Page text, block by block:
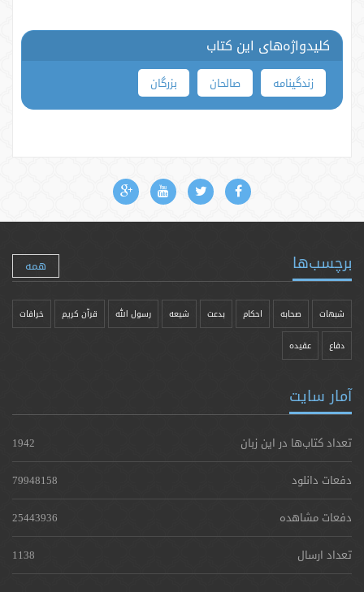
کلیدواژه‌های این کتاب
زندگینامه صالحان بزرگان
برچسب‌ها همه
شبهات صحابه احکام بدعت شیعه رسول الله قرآن کریم خرافات
دفاع عقیده
آمار سایت
تعداد کتاب‌ها در این زبان
1942
دفعات دانلود
79948158
دفعات مشاهده
25443936
تعداد ارسال
1138